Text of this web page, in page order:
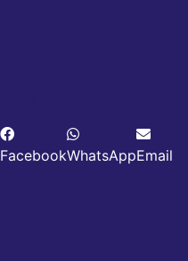
FacebookWhatsAppEmail